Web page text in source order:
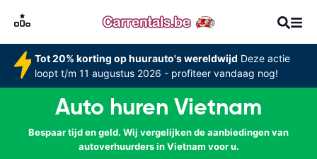
Tot 20% korting op huurauto's wereldwijd Deze actie
loopt t/m 11 augustus 2026 - profiteer vandaag nog!
Auto huren Vietnam
Bespaar tijd en geld. Wij vergelijken de aanbiedingen van
autoverhuurders in Vietnam voor u.